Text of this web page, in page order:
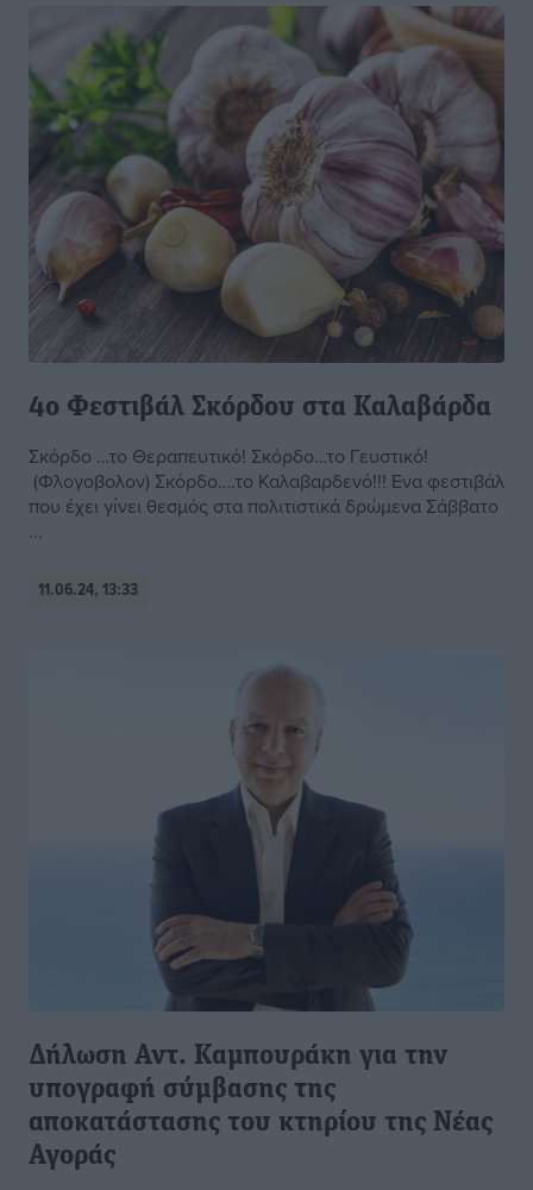
4ο Φεστιβάλ Σκόρδου στα Καλαβάρδα
Σκόρδο …το Θεραπευτικό! Σκόρδο…το Γευστικό!
(Φλογοβολον) Σκόρδο….το Καλαβαρδενό!!! Ενα φεστιβάλ
που έχει γίνει θεσμός στα πολιτιστικά δρώμενα Σάββατο
...
11.06.24, 13:33
Δήλωση Αντ. Καμπουράκη για την
υπογραφή σύμβασης της
αποκατάστασης του κτηρίου της Νέας
Αγοράς